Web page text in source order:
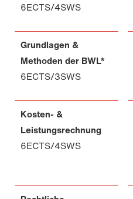
6ECTS/4SWS
Grundlagen &
Methoden der BWL*
6ECTS/3SWS
Kosten- &
Leistungsrechnung
6ECTS/4SWS